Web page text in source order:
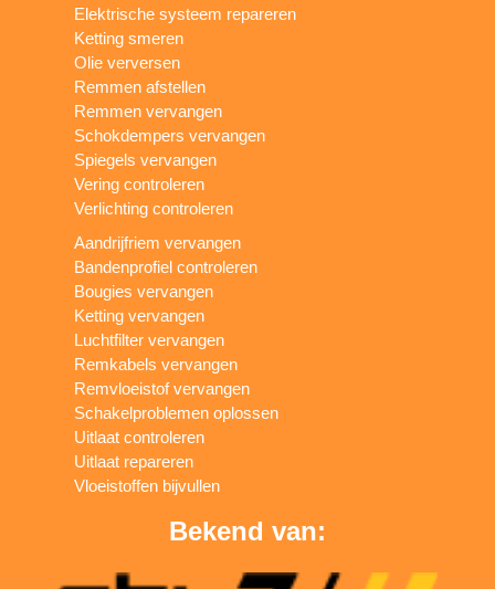
Elektrische systeem repareren
Ketting smeren
Olie verversen
Remmen afstellen
Remmen vervangen
Schokdempers vervangen
Spiegels vervangen
Vering controleren
Verlichting controleren
Aandrijfriem vervangen
Bandenprofiel controleren
Bougies vervangen
Ketting vervangen
Luchtfilter vervangen
Remkabels vervangen
Remvloeistof vervangen
Schakelproblemen oplossen
Uitlaat controleren
Uitlaat repareren
Vloeistoffen bijvullen
Bekend van: